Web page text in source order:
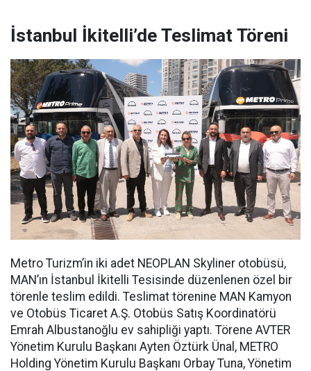
İstanbul İkitelli’de Teslimat Töreni
Metro Turizm’in iki adet NEOPLAN Skyliner otobüsü,
MAN’ın İstanbul İkitelli Tesisinde düzenlenen özel bir
törenle teslim edildi. Teslimat törenine MAN Kamyon
ve Otobüs Ticaret A.Ş. Otobüs Satış Koordinatörü
Emrah Albustanoğlu ev sahipliği yaptı. Törene AVTER
Yönetim Kurulu Başkanı Ayten Öztürk Ünal, METRO
Holding Yönetim Kurulu Başkanı Orbay Tuna, Yönetim